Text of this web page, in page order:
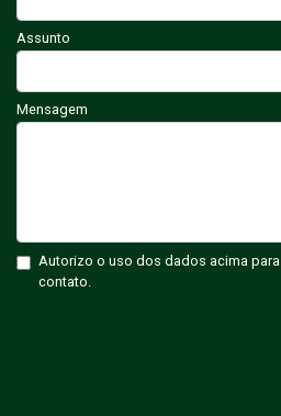
Assunto
Mensagem
Autorizo o uso dos dados acima para
contato.